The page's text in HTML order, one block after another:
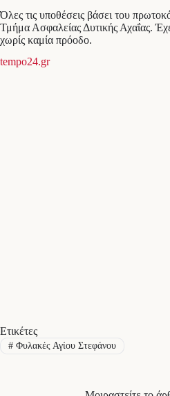
Όλες τις υποθέσεις βάσει του
Τμήμα Ασφαλείας Δυτικής Αχαΐας.
χωρίς καμία πρόοδο.
tempo24.gr
Ετικέτες
#Φυλακές Αγίου Στεφάνου